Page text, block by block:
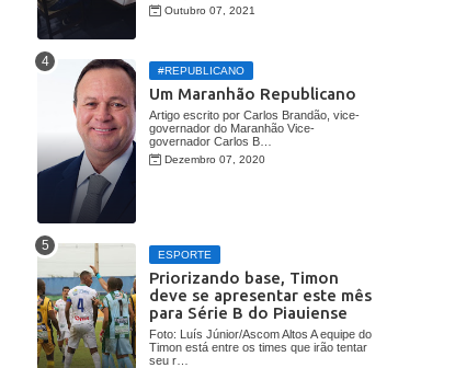
Outubro 07, 2021
#REPUBLICANO
Um Maranhão Republicano
Artigo escrito por Carlos Brandão, vice-
governador do Maranhão Vice-
governador Carlos B…
Dezembro 07, 2020
ESPORTE
Priorizando base, Timon
deve se apresentar este mês
para Série B do Piauiense
Foto: Luís Júnior/Ascom Altos A equipe do
Timon está entre os times que irão tentar
seu r…